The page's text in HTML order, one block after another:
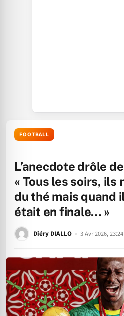
FOOTBALL
L’anecdote drôle
« Tous les soirs, ils
du thé mais quand
était en finale… »
Diéry DIALLO 3 Avr 2026, 23:24